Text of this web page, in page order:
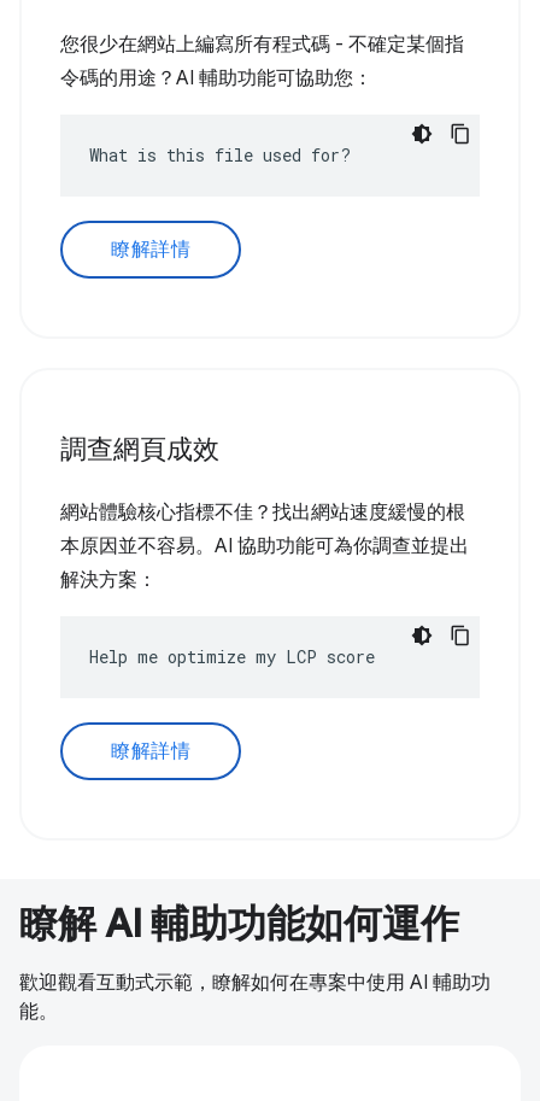
您很少在網站上編寫所有程式碼 - 不確定某個指
令碼的用途？AI 輔助功能可協助您：
What is this file used for?
瞭解詳情
調查網頁成效
網站體驗核心指標不佳？找出網站速度緩慢的根
本原因並不容易。AI 協助功能可為你調查並提出
解決方案：
Help me optimize my LCP score
瞭解詳情
瞭解 AI 輔助功能如何運作
歡迎觀看互動式示範，瞭解如何在專案中使用 AI 輔助功
能。